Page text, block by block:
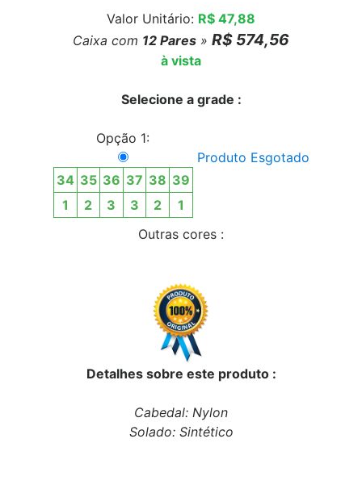
Valor Unitário: R$ 47,88
Caixa com 12 Pares » R$ 574,56
à vista
Selecione a grade :
Opção 1:
34 35 36 37 38 39
1
2 3 3 2 1
Produto Esgotado
Outras cores :
Detalhes sobre este produto :
Cabedal: Nylon
Solado: Sintético